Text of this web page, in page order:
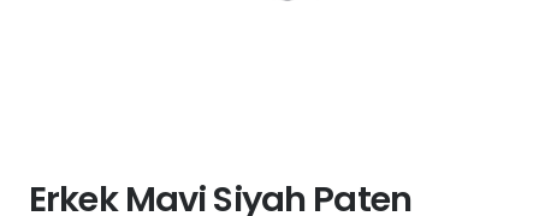
Erkek Mavi Siyah Paten